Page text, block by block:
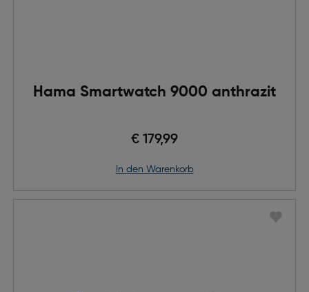
Hama Smartwatch 9000 anthrazit
€ 179,99
in den Warenkorb